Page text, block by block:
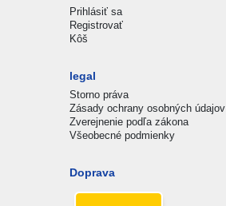
Prihlásiť sa
Registrovať
Kôš
legal
Storno práva
Zásady ochrany osobných údajov
Zverejnenie podľa zákona
Všeobecné podmienky
Doprava